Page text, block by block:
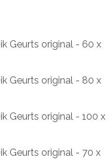
Geurts original - 60 x
Geurts original - 80 x
Geurts original - 100 x
Geurts original - 70 x